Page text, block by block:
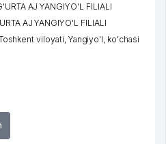
AJ YANGIYO'L FILIALI
AJ YANGIYO'L FILIALI
viloyati Yangiyo'l ko'chasi